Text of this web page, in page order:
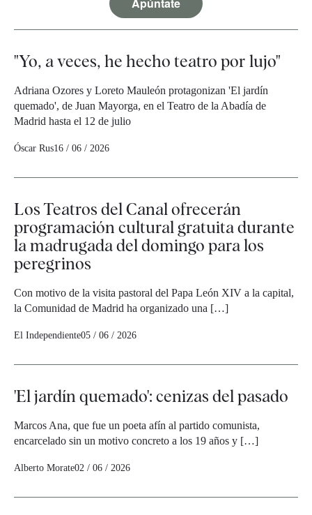
Apúntate
"Yo, a veces, he hecho teatro por lujo"
Adriana Ozores y Loreto Mauleón protagonizan 'El jardín
quemado', de Juan Mayorga, en el Teatro de la Abadía de
Madrid hasta el 12 de julio
Óscar Rus16 / 06 / 2026
Los Teatros del Canal ofrecerán
programación cultural gratuita durante
la madrugada del domingo para los
peregrinos
Con motivo de la visita pastoral del Papa León XIV a la capital,
la Comunidad de Madrid ha organizado una […]
El Independiente05 / 06 / 2026
'El jardín quemado': cenizas del pasado
Marcos Ana, que fue un poeta afín al partido comunista,
encarcelado sin un motivo concreto a los 19 años y […]
Alberto Morate02 / 06 / 2026